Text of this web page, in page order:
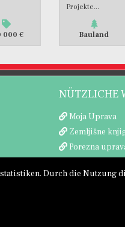
000 €
Projekte...
Bauland
NÜTZLICHE
Moja Uprava
Zemljišne
Porezna
Durch die Nutzung